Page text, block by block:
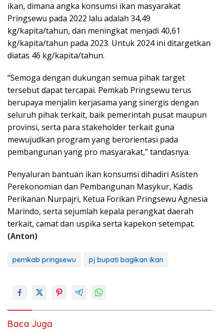
ikan, dimana angka konsumsi ikan masyarakat
Pringsewu pada 2022 lalu adalah 34,49
kg/kapita/tahun, dan meningkat menjadi 40,61
kg/kapita/tahun pada 2023. Untuk 2024 ini ditargetkan
diatas 46 kg/kapita/tahun.
“Semoga dengan dukungan semua pihak target
tersebut dapat tercapai. Pemkab Pringsewu terus
berupaya menjalin kerjasama yang sinergis dengan
seluruh pihak terkait, baik pemerintah pusat maupun
provinsi, serta para stakeholder terkait guna
mewujudkan program yang berorientasi pada
pembangunan yang pro masyarakat,” tandasnya.
Penyaluran bantuan ikan konsumsi dihadiri Asisten
Perekonomian dan Pembangunan Masykur, Kadis
Perikanan Nurpajri, Ketua Forikan Pringsewu Agnesia
Marindo, serta sejumlah kepala perangkat daerah
terkait, camat dan uspika serta kapekon setempat.
(Anton)
pemkab pringsewu pj bupati bagikan ikan
Baca Juga